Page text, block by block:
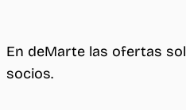
En deMarte las ofertas
socios.